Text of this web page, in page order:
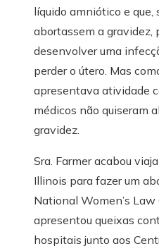
líquido amniótico e que,
abortassem a gravidez,
desenvolver uma
perder o útero. Mas
apresentava atividade
médicos não quiseram
gravidez.
Sra. Farmer acabou
Illinois para fazer um
National Women’s Law
apresentou queixas
hospitais junto aos